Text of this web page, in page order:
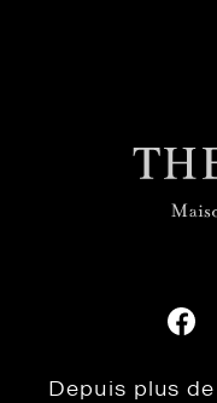
Depuis plus